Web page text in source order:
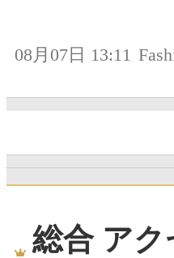
08月07日 13:11
総合 ア